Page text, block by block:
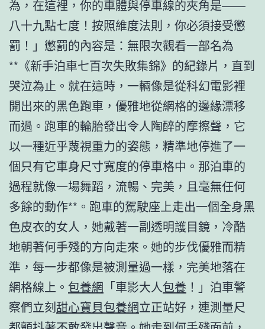
為，在這裡，你的車體與停車線的夾角是——
八十九點七度！按照維度法則，你必須接受懲
罰！」懲罰的內容是：無限次觀看一部名為
**《新手泊車七百次失敗集錦》的紀錄片，直到
哭泣為止。就在這時，一輛像是從科幻電影裡
開出來的黑色跑車，優雅地從網格的邊緣漂移
而過。跑車的輪胎發出令人陶醉的摩擦聲，它
以一種近乎蔑視重力的姿態，精準地停進了一
個只有它車身尺寸寬度的停車格中。那泊車的
過程就像一場舞蹈，流暢、完美，且毫無任何
多餘的動作**。跑車的駕駛座上走出一個全身黑
色皮衣的女人，她戴著一副透明護目鏡，冷酷
地朝著何手殘的方向走來。她的步伐優雅而精
準，每一步都像是被測量過一樣，完美地落在
網格線上。 包養網 「車影大人包養 ！」泊車警
察們立刻甜心寶貝包養網立正站好，連測量尺